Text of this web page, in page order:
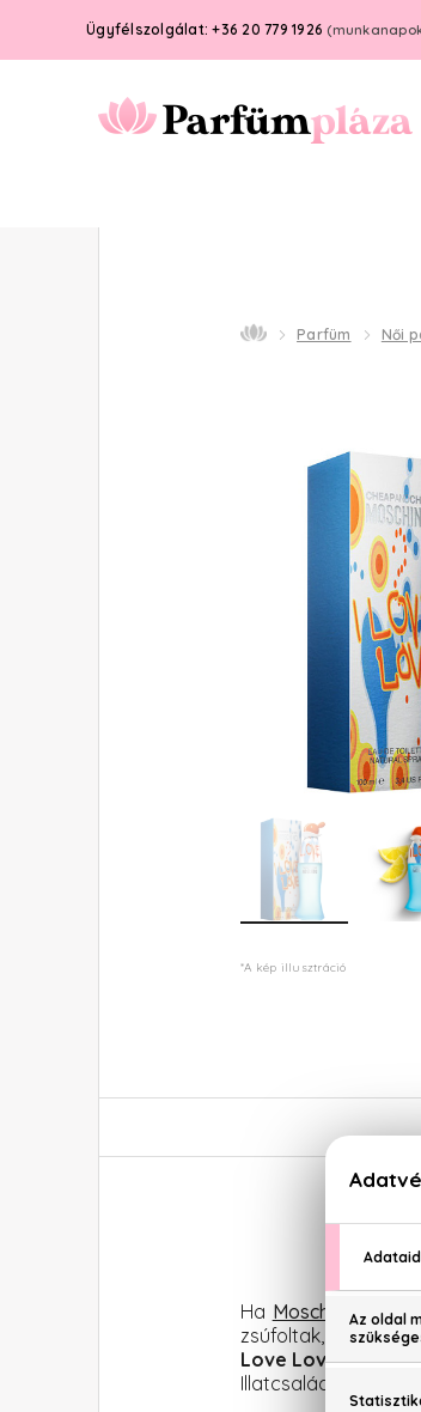
Ügyfélszolgálat: +36 20 779 1926
Parfüm Női
*A kép illusztráció
Ha Moschino
zsúfoltak, mint a
Love Love!
Illatcsalád: Citrus-